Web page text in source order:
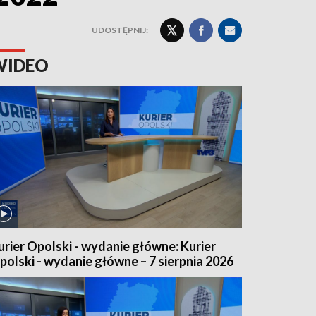
UDOSTĘPNIJ:
Opolski - wydanie główne: Kurier
- wydanie główne – 7 sierpnia 2026